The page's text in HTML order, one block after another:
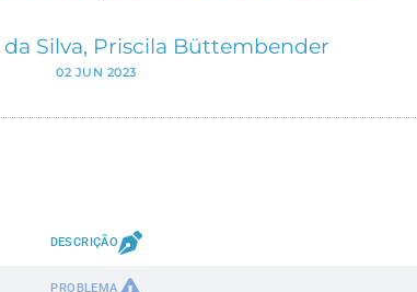
da Silva, Priscila Büttembender
02 JUN 2023
DESCRIÇÃO
PROBLEMA